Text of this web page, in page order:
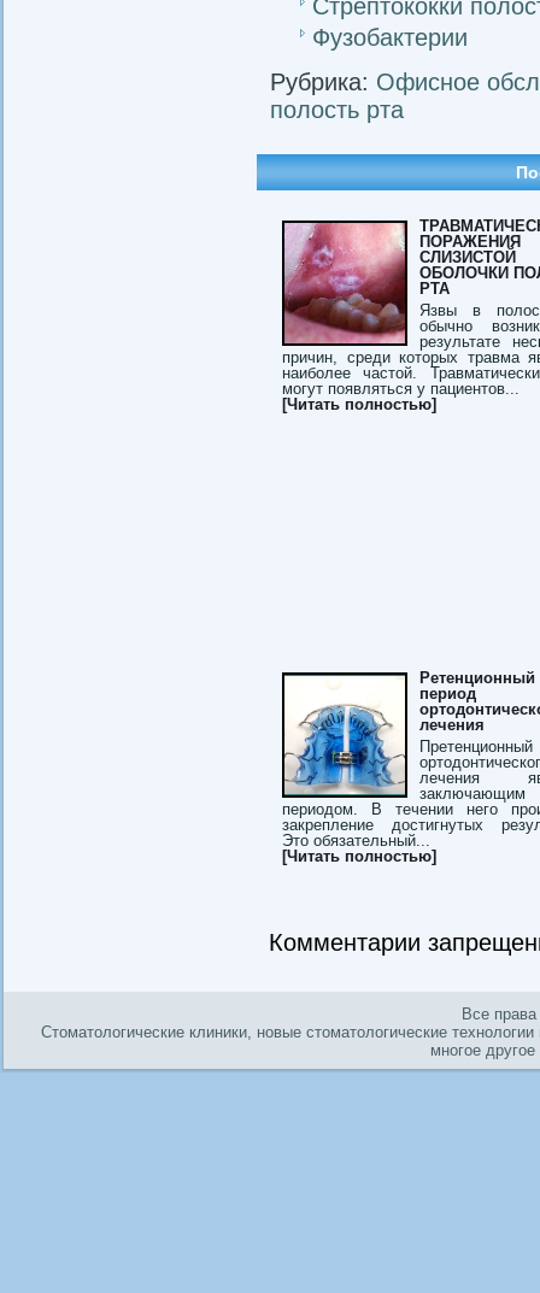
Стрептококки
Фузобактерии
Рубрика: Офисное
полость рта
ПОРАЖЕНИЯ
СЛИЗИСТОЙ
ОБОЛОЧКИ
РТА
Язвы в
обычно
результате
причин, среди которых травма
наиболее частой.
могут появляться у пациентов...
[Читать полностью]
Ретенционный
период
лечения
лечения
заключающим
периодом. В течении него
закрепление достигнутых
Это обязательный...
[Читать полностью]
Комментарии
Все
Стоматологические клиники, новые стоматологические
многое